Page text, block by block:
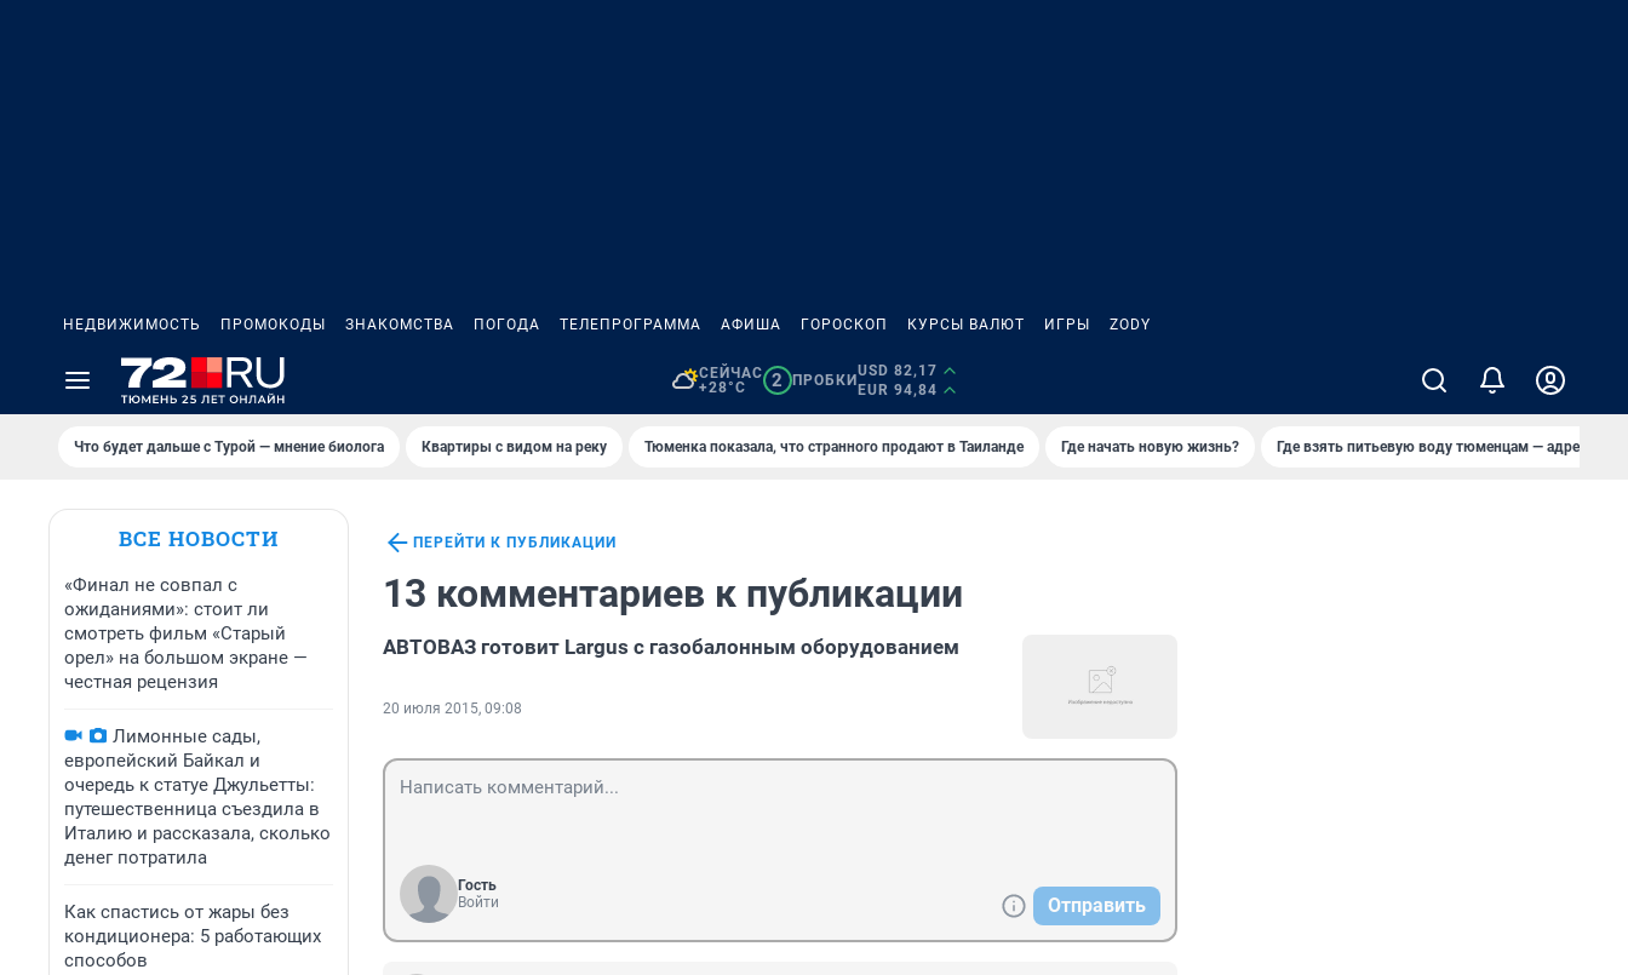
НЕДВИЖИМОСТЬ ПРОМОКОДЫ ЗНАКОМСТВА ПОГОДА ТЕЛЕПРОГРАММА АФИША ГОРОСКОП КУРСЫ ВАЛЮТ ИГРЫ ZODY
СЕЙЧАС
+28°C
2 ПРОБКИ
USD 82,17
EUR 94,84
Что будет дальше с Турой — мнение биолога Квартиры с видом на реку Тюменка показала, что странного продают в Таиланде Где начать новую жизнь? Где взять питьевую воду тюменцам — адреса
ВСЕ НОВОСТИ
«Финал не совпал с
ожиданиями»: стоит ли
смотреть фильм «Старый
орел» на большом экране —
честная рецензия
Лимонные сады,
европейский Байкал и
очередь к статуе Джульетты:
путешественница съездила в
Италию и рассказала, сколько
денег потратила
Как спастись от жары без
кондиционера: 5 работающих
способов
ПЕРЕЙТИ К ПУБЛИКАЦИИ
13 комментариев к публикации
АВТОВАЗ готовит Largus с газобалонным оборудованием
20 июля 2015, 09:08
Гость
Войти
Отправить